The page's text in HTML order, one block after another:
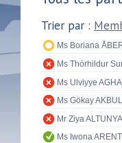
Trier par :
Ms Boriana
Ms Thórhildur
Ms Ulviyye
Ms Gökay
Mr Ziya
Ms Iwona ARENT